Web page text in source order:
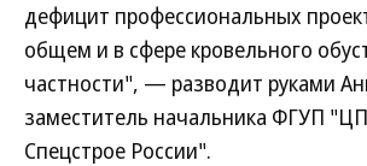
дефицит профессиональных
общем и в сфере кровельного
частности", — разводит руками
заместитель начальника ФГУП
Спецстрое России".